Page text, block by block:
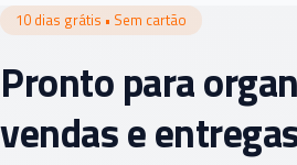
10 dias grátis • Sem cartão
Pronto para
vendas e